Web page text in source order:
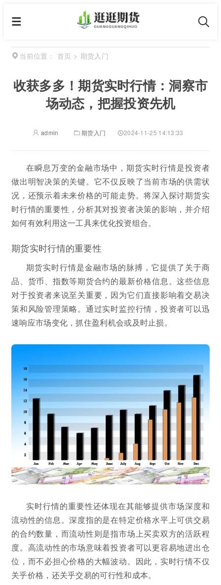
当前位置： 首页 > 期货入门
收获多多！期货实时行情：洞察市
场动态，把握投资先机
admin 期货入门 2024-11-25 14:13:33
在瞬息万变的金融市场中，期货实时行情是投资者
做出明智决策的关键。它不仅反映了当前市场的供需状
况，还预示着未来价格的可能走势。将深入探讨期货实
时行情的重要性，分析其对投资者决策的影响，并介绍
如何有效利用这一工具来优化投资组合。
期货实时行情的重要性
期货实时行情是金融市场的脉搏，它提供了关于商
品、货币、指数等期货合约的最新价格信息。这些信息
对于投资者来说至关重要，因为它们直接影响着交易决
策和风险管理策略。通过实时监控行情，投资者可以迅
速响应市场变化，抓住盈利机会或及时止损。
实时行情的重要性还体现在其能够提供市场深度和
流动性的信息。深度指的是在特定价格水平上可供交易
的合约数量，而流动性则是指市场上买卖双方的活跃程
度。高流动性的市场意味着投资者可以更容易地进出仓
位，而不必担心价格的大幅波动。因此，实时行情不仅
关乎价格，还关乎交易的可行性和成本。